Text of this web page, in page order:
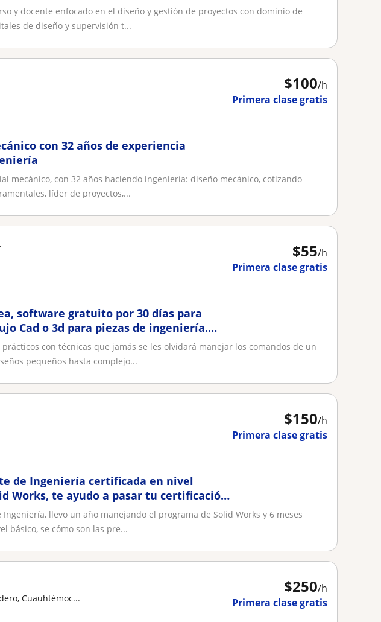
y docente enfocado en el diseño y gestión de proyectos con dominio de
de diseño y supervisión t...
$100/h
Primera clase gratis
con 32 años de experiencia
mecánico, con 32 años haciendo ingeniería: diseño mecánico, cotizando
líder de proyectos,...
$55/h
Primera clase gratis
software gratuito por 30 días para
Cad o 3d para piezas de ingeniería.
3D
prácticos con técnicas que jamás se les olvidará manejar los comandos de un
pequeños hasta complejo...
$150/h
Primera clase gratis
de Ingeniería certificada en nivel
Works, te ayudo a pasar tu certificación
programa
Ingeniería, llevo un año manejando el programa de Solid Works y 6 meses
básico, se cómo son las pre...
$250/h
Primera clase gratis
Cuauhtémoc...